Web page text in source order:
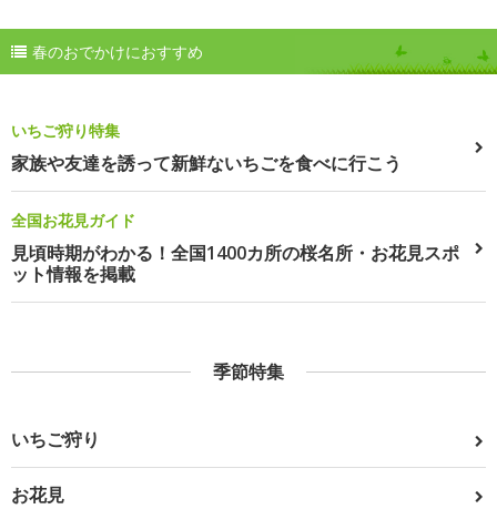
春のおでかけにおすすめ
いちご狩り特集
家族や友達を誘って新鮮ないちごを食べに行こう
全国お花見ガイド
見頃時期がわかる！全国1400カ所の桜名所・お花見スポ
ット情報を掲載
季節特集
いちご狩り
お花見